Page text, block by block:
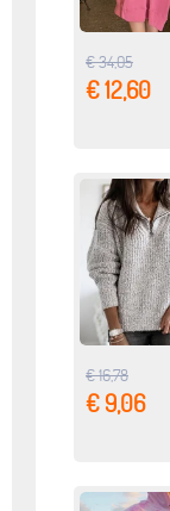
€ 34,05
€ 12,60
€ 16,78
€ 9,06